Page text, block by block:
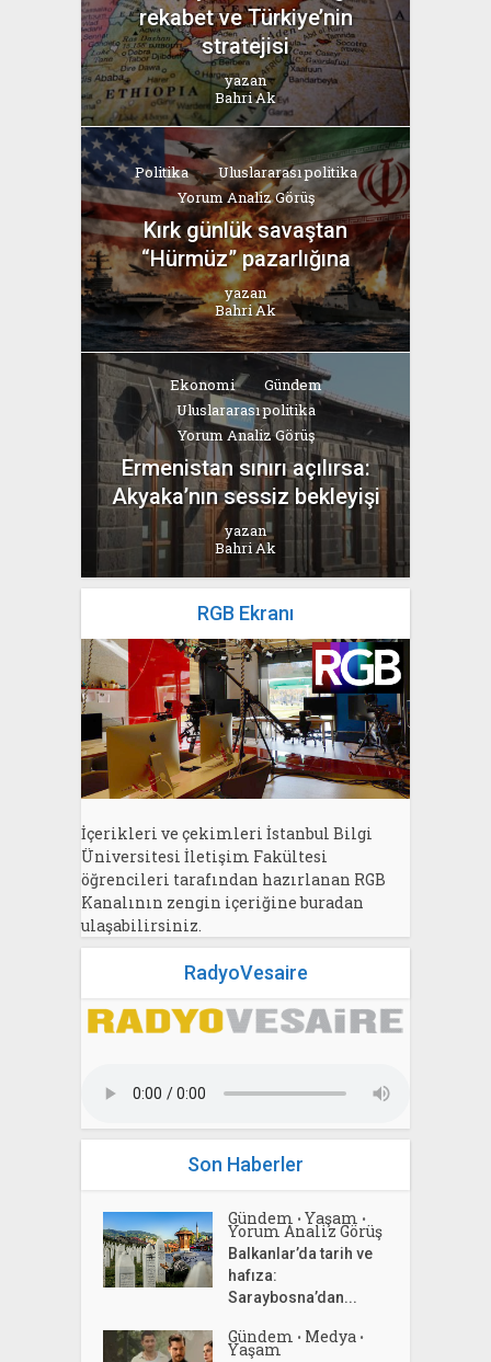
rekabet ve Türkiye’nin
stratejisi
yazan
Bahri Ak
Politika
Uluslararası politika
Yorum Analiz Görüş
Kırk günlük savaştan
“Hürmüz” pazarlığına
yazan
Bahri Ak
Ekonomi
Gündem
Uluslararası politika
Yorum Analiz Görüş
Ermenistan sınırı açılırsa:
Akyaka’nın sessiz bekleyişi
yazan
Bahri Ak
RGB Ekranı
İçerikleri ve çekimleri İstanbul Bilgi
Üniversitesi İletişim Fakültesi
öğrencileri tarafından hazırlanan RGB
Kanalının zengin içeriğine buradan
ulaşabilirsiniz.
RadyoVesaire
Son Haberler
Gündem • Yaşam •
Yorum Analiz Görüş
Balkanlar’da tarih ve
hafıza:
Saraybosna’dan...
Gündem • Medya •
Yaşam